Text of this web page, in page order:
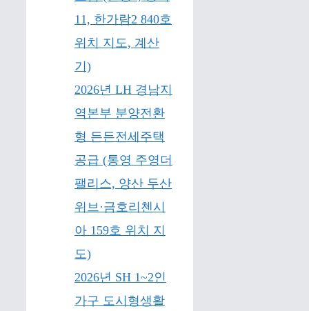
11, 한가람2 840호
위치 지도, 계산
기)
2026년 LH 경남지
역본부 분양전환
형 든든전세주택
공급 (통영 주영더
팰리스, 양산 두산
위브·금호리첸시
아 159호 위치 지
도)
2026년 SH 1~2인
가구 도시형생활